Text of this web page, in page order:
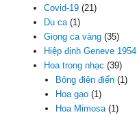
Covid-19 (21)
Du ca(1)
Giọng ca vàng (35)
Hiệp định Geneve 1954
Hoa trong nhạc (39)
Bông điên điển(1)
Hoa gạo(1)
Hoa Mimosa(1)